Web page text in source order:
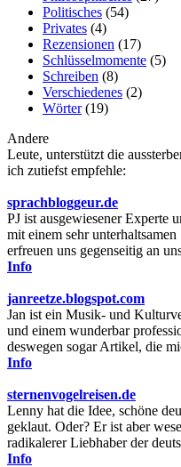
Politisches (54)
Privates (4)
Rezensionen (17)
Schlüsselmomente (5)
Schreiben (8)
Verschiedenes (2)
Wörter(19)
Andere
Leute, unterstützt die
ich zutiefst empfehle:
sprachbloggeur.de
PJ ist ausgewiesener Experte
mit einem sehr
erfreuen uns gegenseitig an
Info
janreetze.blogspot.com
Jan ist ein Musik- und
und einem wunderbar
deswegen sogar Artikel, die
Info
sternenvogelreisen.de
Lenny hat die Idee, schöne
geklaut. Oder? Er ist aber
radikalerer Liebhaber der
Info